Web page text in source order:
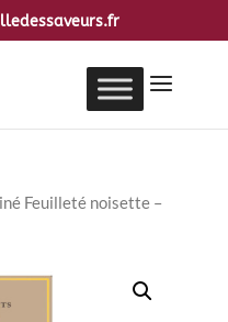
Feuilleté noisette –